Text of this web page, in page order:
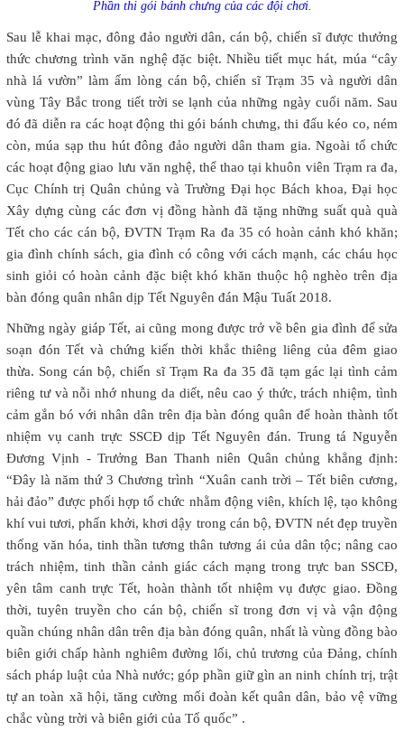
Phần thi gói bánh chưng của các đội chơi.
Sau lễ khai mạc, đông đảo người dân, cán bộ, chiến sĩ được thưởng
thức chương trình văn nghệ đặc biệt. Nhiều tiết mục hát, múa “cây
nhà lá vườn” làm ấm lòng cán bộ, chiến sĩ Trạm 35 và người dân
vùng Tây Bắc trong tiết trời se lạnh của những ngày cuối năm. Sau
đó đã diễn ra các hoạt động thi gói bánh chưng, thi đấu kéo co, ném
còn, múa sạp thu hút đông đảo người dân tham gia. Ngoài tổ chức
các hoạt động giao lưu văn nghệ, thể thao tại khuôn viên Trạm ra đa,
Cục Chính trị Quân chủng và Trường Đại học Bách khoa, Đại học
Xây dựng cùng các đơn vị đồng hành đã tặng những suất quà quà
Tết cho các cán bộ, ĐVTN Trạm Ra đa 35 có hoàn cảnh khó khăn;
gia đình chính sách, gia đình có công với cách mạnh, các cháu học
sinh giỏi có hoàn cảnh đặc biệt khó khăn thuộc hộ nghèo trên địa
bàn đóng quân nhân dịp Tết Nguyên đán Mậu Tuất 2018.
Những ngày giáp Tết, ai cũng mong được trở về bên gia đình để sửa
soạn đón Tết và chứng kiến thời khắc thiêng liêng của đêm giao
thừa. Song cán bộ, chiến sĩ Trạm Ra đa 35 đã tạm gác lại tình cảm
riêng tư và nỗi nhớ nhung da diết, nêu cao ý thức, trách nhiệm, tình
cảm gắn bó với nhân dân trên địa bàn đóng quân để hoàn thành tốt
nhiệm vụ canh trực SSCĐ dịp Tết Nguyên đán. Trung tá Nguyễn
Đương Vịnh - Trưởng Ban Thanh niên Quân chủng khẳng định:
“Đây là năm thứ 3 Chương trình “Xuân canh trời – Tết biên cương,
hải đảo” được phối hợp tổ chức nhằm động viên, khích lệ, tạo không
khí vui tươi, phấn khởi, khơi dậy trong cán bộ, ĐVTN nét đẹp truyền
thống văn hóa, tinh thần tương thân tương ái của dân tộc; nâng cao
trách nhiệm, tinh thần cảnh giác cách mạng trong trực ban SSCĐ,
yên tâm canh trực Tết, hoàn thành tốt nhiệm vụ được giao. Đồng
thời, tuyên truyền cho cán bộ, chiến sĩ trong đơn vị và vận động
quần chúng nhân dân trên địa bàn đóng quân, nhất là vùng đồng bào
biên giới chấp hành nghiêm đường lối, chủ trương của Đảng, chính
sách pháp luật của Nhà nước; góp phần giữ gìn an ninh chính trị, trật
tự an toàn xã hội, tăng cường mối đoàn kết quân dân, bảo vệ vững
chắc vùng trời và biên giới của Tổ quốc” .